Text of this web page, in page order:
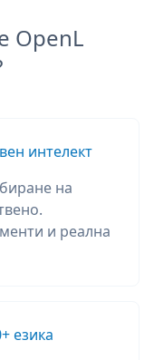
OpenL
интелект
на
и реална
езика